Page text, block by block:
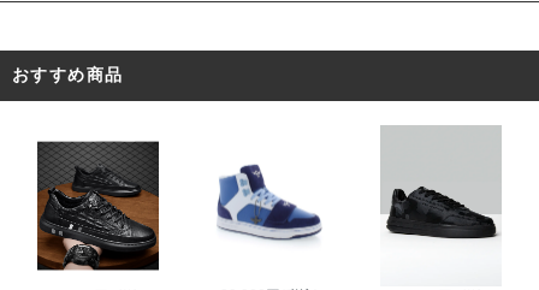
おすすめ商品